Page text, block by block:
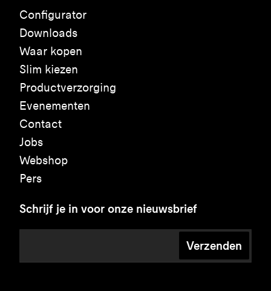
Configurator
Downloads
Waar kopen
Slim kiezen
Productverzorging
Evenementen
Contact
Jobs
Webshop
Pers
Schrijf je in voor onze nieuwsbrief
Verzenden